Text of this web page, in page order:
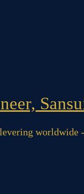
worldwide -